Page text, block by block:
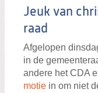
Jeuk van
raad
Afgelopen
in de
andere het CDA
motie in om niet